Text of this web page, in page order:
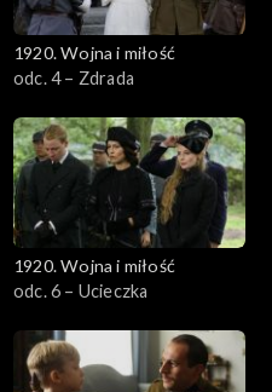
1920. Wojna i miłość
odc. 4 – Zdrada
1920. Wojna i miłość
odc. 6 – Ucieczka